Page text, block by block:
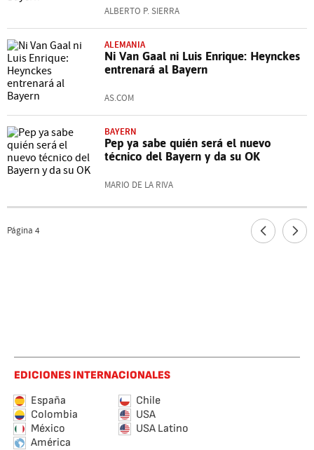
ALBERTO P. SIERRA
ALEMANIA
Ni Van Gaal ni Luis Enrique: Heynckes
entrenará al Bayern
AS.COM
BAYERN
Pep ya sabe quién será el nuevo
técnico del Bayern y da su OK
MARIO DE LA RIVA
Página 4
EDICIONES INTERNACIONALES
España
Chile
Colombia
USA
México
USA Latino
América